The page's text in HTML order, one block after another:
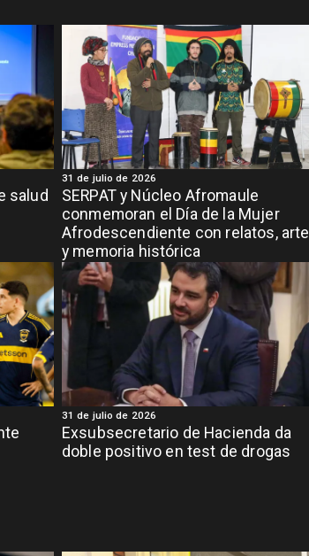
salud
SERPAT y Núcleo Afromaule
conmemoran el Día de la Mujer
Afrodescendiente con relatos, arte
y memoria histórica
31 de julio de 2026
Exsubsecretario de Hacienda da
doble positivo en test de drogas
31 de julio de 2026